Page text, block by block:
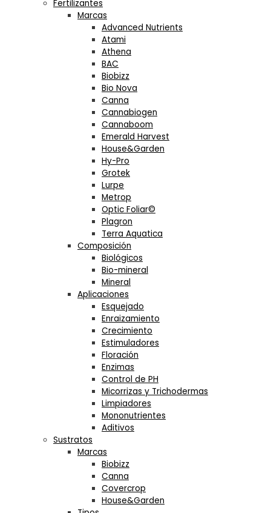
Fertilizantes
Marcas
Advanced Nutrients
Atami
Athena
BAC
Biobizz
Bio Nova
Canna
Cannabiogen
Cannaboom
Emerald Harvest
House&Garden
Hy-Pro
Grotek
Lurpe
Metrop
Optic Foliar©
Plagron
Terra Aquatica
Composición
Biológicos
Bio-mineral
Mineral
Aplicaciones
Esquejado
Enraizamiento
Crecimiento
Estimuladores
Floración
Enzimas
Control de PH
Micorrizas y Trichodermas
Limpiadores
Mononutrientes
Aditivos
Sustratos
Marcas
Biobizz
Canna
Covercrop
House&Garden